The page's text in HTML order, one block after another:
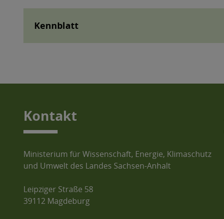
Kennblatt
Kontakt
Ministerium für Wissenschaft, Energie, Klimaschutz
und Umwelt des Landes Sachsen-Anhalt
Leipziger Straße 58
39112 Magdeburg